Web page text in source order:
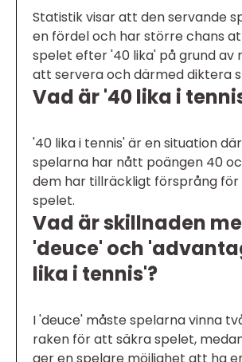
Statistik visar att den servande
en fördel och har större chans
spelet efter '40 lika' på grund av
att servera och därmed diktera
Vad är '40 lika i
'40 lika i tennis' är en situation
spelarna har nått poängen 40
dem har tillräckligt försprång
spelet.
Vad är skillnaden
'deuce' och
lika i tennis'?
I 'deuce' måste spelarna vinna
raken för att säkra spelet,
ger en spelare möjlighet att ha